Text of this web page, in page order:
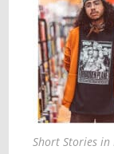
Short Stories in